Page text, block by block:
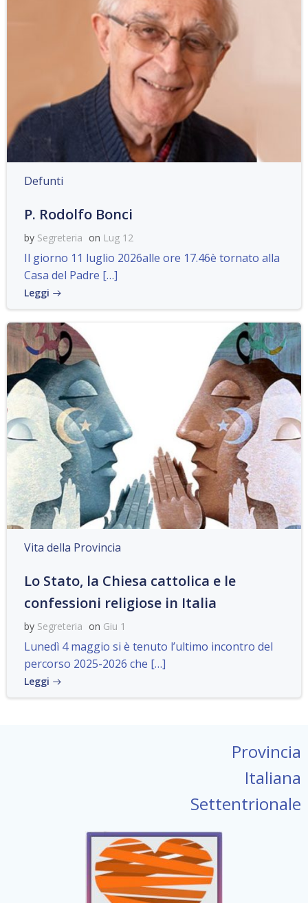
Defunti
P. Rodolfo Bonci
by Segreteria on Lug 12
Il giorno 11 luglio 2026alle ore 17.46è tornato alla
Casa del Padre […]
Leggi
Vita della Provincia
Lo Stato, la Chiesa cattolica e le
confessioni religiose in Italia
by Segreteria on Giu 1
Lunedì 4 maggio si è tenuto l’ultimo incontro del
percorso 2025-2026 che […]
Leggi
Provincia
Italiana
Settentrionale